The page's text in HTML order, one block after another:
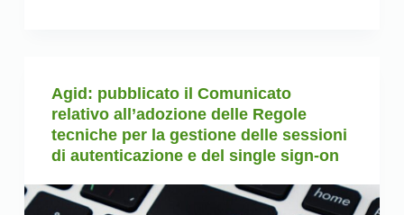
Agid: pubblicato il Comunicato
relativo all’adozione delle Regole
tecniche per la gestione delle sessioni
di autenticazione e del single sign-on